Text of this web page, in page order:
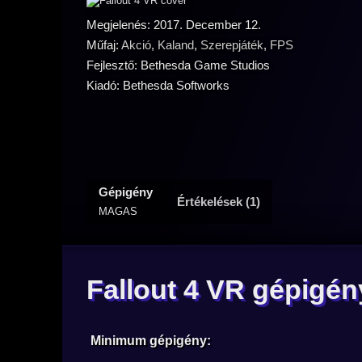
Megjelenés: 2017. December 12.
Műfaj: Akció, Kaland, Szerepjáték, FPS
Fejlesztő: Bethesda Game Studios
Kiadó: Bethesda Softworks
Gépigény
MAGAS
Értékelések (1)
Fallout 4 VR
Minimum gépigény: